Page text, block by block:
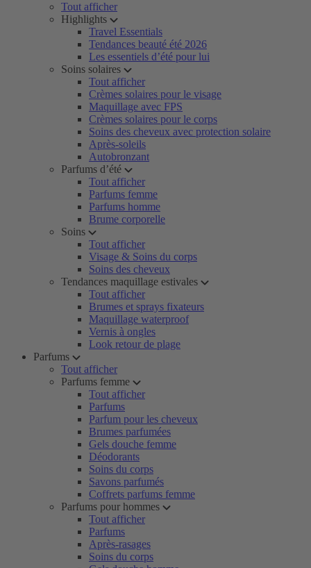
Tout afficher
Highlights
Travel Essentials
Tendances beauté été 2026
Les essentiels d’été pour lui
Soins solaires
Tout afficher
Crèmes solaires pour le visage
Maquillage avec FPS
Crèmes solaires pour le corps
Soins des cheveux avec protection solaire
Après-soleils
Autobronzant
Parfums d’été
Tout afficher
Parfums femme
Parfums homme
Brume corporelle
Soins
Tout afficher
Visage & Soins du corps
Soins des cheveux
Tendances maquillage estivales
Tout afficher
Brumes et sprays fixateurs
Maquillage waterproof
Vernis à ongles
Look retour de plage
Parfums
Tout afficher
Parfums femme
Tout afficher
Parfums
Parfum pour les cheveux
Brumes parfumées
Gels douche femme
Déodorants
Soins du corps
Savons parfumés
Coffrets parfums femme
Parfums pour hommes
Tout afficher
Parfums
Après-rasages
Soins du corps